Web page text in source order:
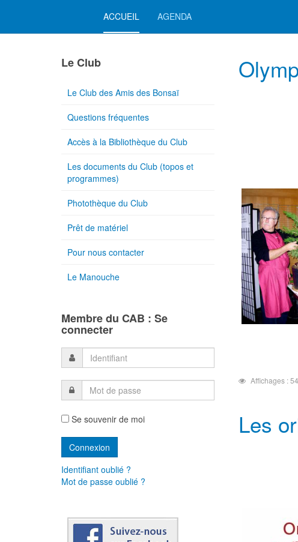
ACCUEIL AGENDA
Affichages :
Les
Le Club
Le Club des Amis des Bonsaï
Questions fréquentes
Accès à la Bibliothèque du Club
Les documents du Club (topos et
programmes)
Photothèque du Club
Prêt de matériel
Pour nous contacter
Le Manouche
Membre du CAB : Se
connecter
Se souvenir de moi
Identifiant oublié ?
Mot de passe oublié ?